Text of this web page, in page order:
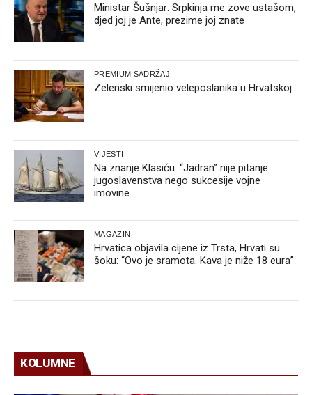
Ministar Šušnjar: Srpkinja me zove ustašom,
djed joj je Ante, prezime joj znate
PREMIUM SADRŽAJ
Zelenski smijenio veleposlanika u Hrvatskoj
VIJESTI
Na znanje Klasiću: “Jadran” nije pitanje
jugoslavenstva nego sukcesije vojne
imovine
MAGAZIN
Hrvatica objavila cijene iz Trsta, Hrvati su
šoku: “Ovo je sramota. Kava je niže 18 eura”
KOLUMNE